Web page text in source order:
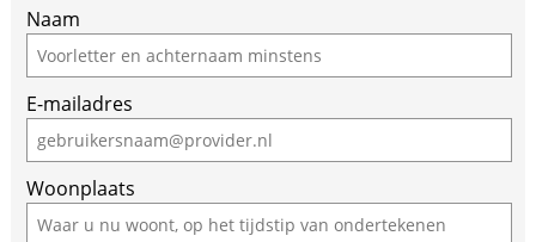
If
you
are
a
human,
ignore
this
field
Naam
E-mailadres
Woonplaats